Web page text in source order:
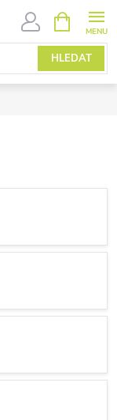
HLEDAT
NÁKUPNÍ
KOŠÍK